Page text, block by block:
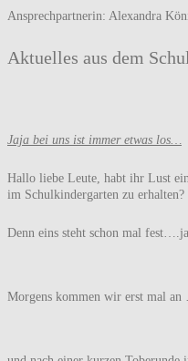
Ansprechpartnerin: Alexandra
Aktuelles aus dem
Jaja bei uns ist immer etwas los…
Hallo liebe Leute, habt ihr Lust
im Schulkindergarten zu erhalten?
Denn eins steht schon mal
Morgens kommen wir erst mal an